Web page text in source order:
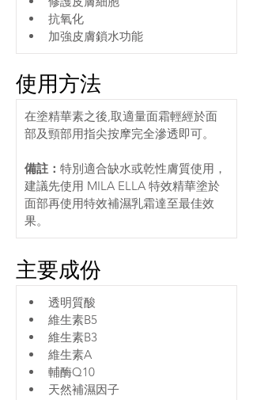
抗氧化
加強皮膚鎖水功能
使用方法
在塗精華素之後,取適量面霜輕經於面
部及頸部用指尖按摩完全滲透即可。
備註： 特別適合缺水或乾性膚質使用，
建議先使用 MILA ELLA 特效精華塗於
面部再使用特效補濕乳霜達至最佳效
果。
主要成份
透明質酸
維生素B5
維生素B3
維生素A
輔酶Q10
天然補濕因子